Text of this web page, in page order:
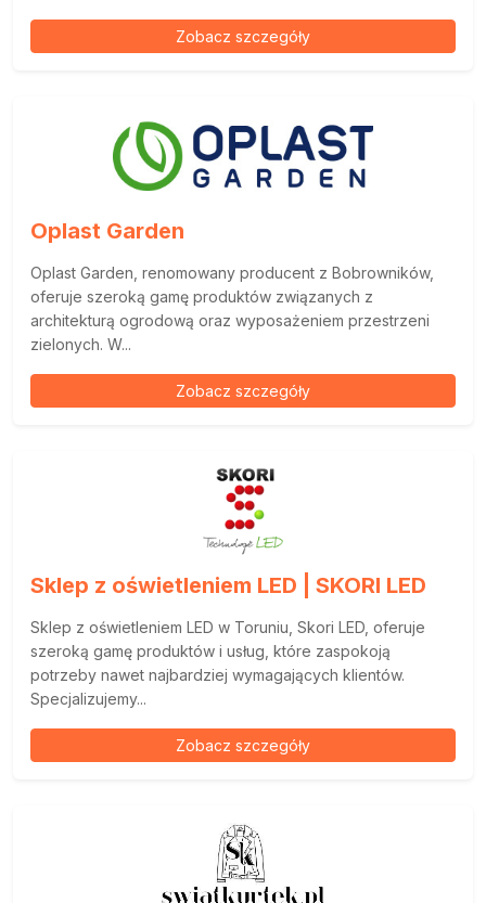
Zobacz szczegóły
Oplast Garden
Oplast Garden, renomowany producent z Bobrowników,
oferuje szeroką gamę produktów związanych z
architekturą ogrodową oraz wyposażeniem przestrzeni
zielonych. W...
Zobacz szczegóły
Sklep z oświetleniem LED | SKORI LED
Sklep z oświetleniem LED w Toruniu, Skori LED, oferuje
szeroką gamę produktów i usług, które zaspokoją
potrzeby nawet najbardziej wymagających klientów.
Specjalizujemy...
Zobacz szczegóły